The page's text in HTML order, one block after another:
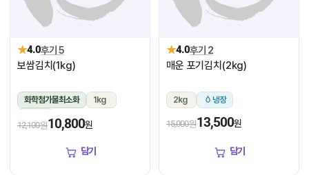
★4.0후기 5
보쌈김치(1kg)
화학첨가물최소화
1kg
12,100원10,800원
담기
★4.0후기 2
매운 포기김치(2kg)
2kg 냉장
15,000원13,500원
담기